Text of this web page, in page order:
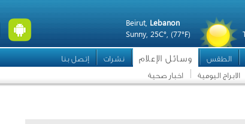
Beirut, Lebanon
Sunny, 25C°, (77°F)
الطقس وسائل الإعلام نشرات
إتصل بنا
الابراج اليومية اخبار صحية